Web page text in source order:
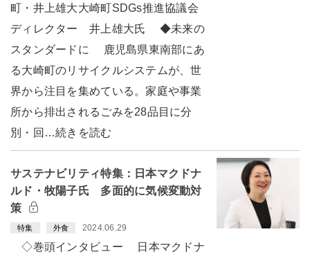
町・井上雄大大崎町SDGs推進協議会
ディレクター 井上雄大氏 ◆未来の
スタンダードに 鹿児島県東南部にあ
る大崎町のリサイクルシステムが、世
界から注目を集めている。家庭や事業
所から排出されるごみを28品目に分
別・回…続きを読む
サステナビリティ特集：日本マクドナ
ルド・牧陽子氏 多面的に気候変動対
策
特集 外食 2024.06.29
◇巻頭インタビュー 日本マクドナ